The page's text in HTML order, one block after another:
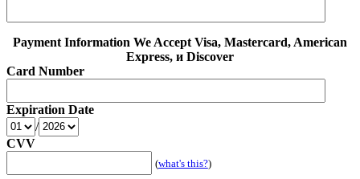
Payment Information We Accept Visa, Mastercard, American
Express, и Discover
Card Number
Expiration Date
/
CVV
(what's this?)